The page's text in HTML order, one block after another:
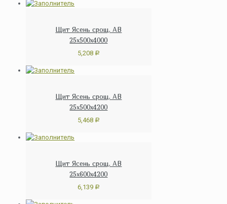
Щит Ясень срощ. АВ
25х500х4000
5,208 Р
Щит Ясень срощ. АВ
25х500х4200
5,468 Р
Щит Ясень срощ. АВ
25х600х4200
6,139 Р